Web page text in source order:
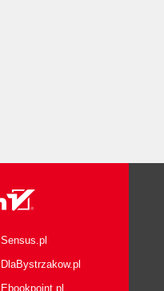
Sensus.pl
DlaBystrzakow.pl
Ebookpoint.pl